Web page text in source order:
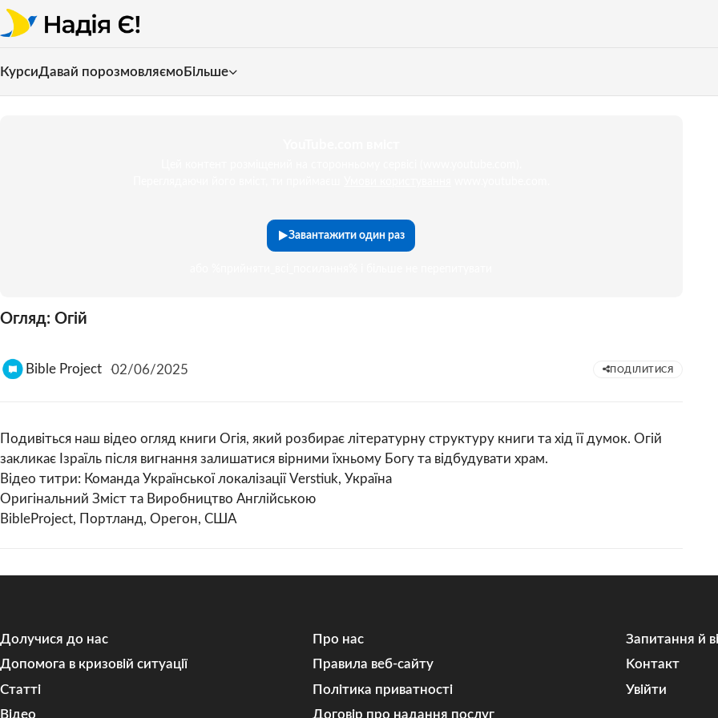
КурсиДавай порозмовляємо Більше
Завантажити один раз
Огляд: Огій
Bible Project 02/06/2025 ПОДІЛИТИСЯ
Подивіться наш відео огляд книги Огія, який розбирає літературну структуру книги та хід її думок. Огій
закликає Ізраїль після вигнання залишатися вірними їхньому Богу та відбудувати храм.
Відео титри: Команда Української локалізації Verstiuk, Україна
Оригінальний Зміст та Виробництво Англійською
BibleProject, Портланд, Орегон, США
Долучися до нас
Допомога в кризовій ситуації
Статті
Відео
Про нас
Правила веб-сайту
Політика приватності
Договір про надання послуг
Запитання й
Kонтакт
Увійти